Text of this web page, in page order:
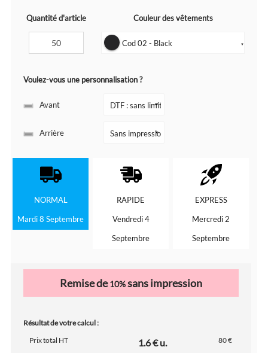
Quantité d'article Couleur des vêtements
Cod 02 - Black ▼
Voulez-vous une personnalisation ?
Avant
Arrière
NORMAL
Mardi 8 Septembre
RAPIDE
Vendredi 4
Septembre
EXPRESS
Mercredi 2
Septembre
Remise de10%sans impression
Résultat de votre calcul :
Prix total HT
1.6 € u. 80 €